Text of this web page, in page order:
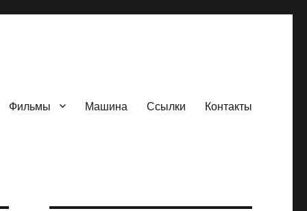
Фильмы Машина Ссылки Контакты